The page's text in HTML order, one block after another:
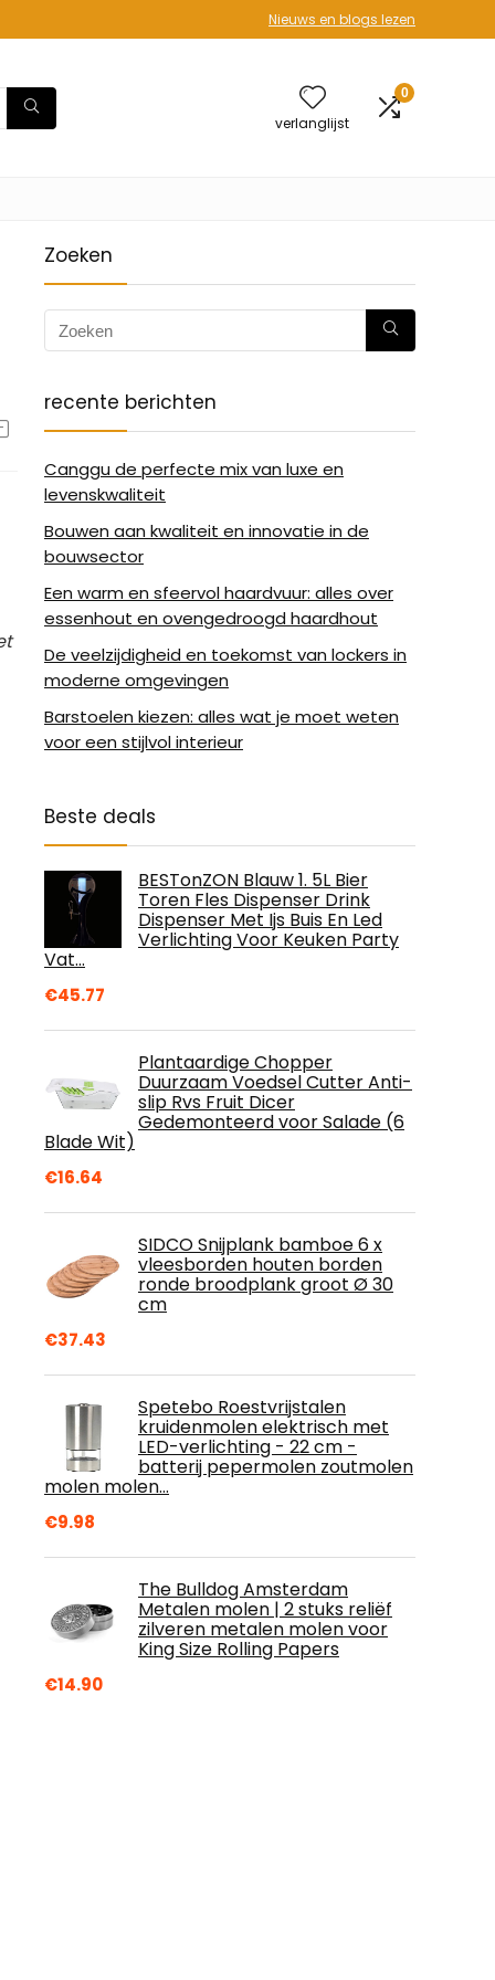
Nieuws en blogs lezen
verlanglijst
0
Zoeken
recente berichten
Canggu de perfecte mix van luxe en
levenskwaliteit
Bouwen aan kwaliteit en innovatie in de
bouwsector
Een warm en sfeervol haardvuur: alles over
essenhout en ovengedroogd haardhout
De veelzijdigheid en toekomst van lockers in
moderne omgevingen
Barstoelen kiezen: alles wat je moet weten
voor een stijlvol interieur
Beste deals
BESTonZON Blauw 1. 5L Bier
Toren Fles Dispenser Drink
Dispenser Met Ijs Buis En Led
Verlichting Voor Keuken Party
Vat…
€45.77
Plantaardige Chopper
Duurzaam Voedsel Cutter Anti-
slip Rvs Fruit Dicer
Gedemonteerd voor Salade (6
Blade Wit)
€16.64
SIDCO Snijplank bamboe 6 x
vleesborden houten borden
ronde broodplank groot Ø 30
cm
€37.43
Spetebo Roestvrijstalen
kruidenmolen elektrisch met
LED-verlichting - 22 cm -
batterij pepermolen zoutmolen
molen molen…
€9.98
The Bulldog Amsterdam
Metalen molen | 2 stuks reliëf
zilveren metalen molen voor
King Size Rolling Papers
€14.90